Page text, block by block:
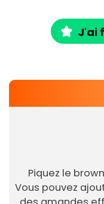
J'ai
Piquez le
Vous pouvez